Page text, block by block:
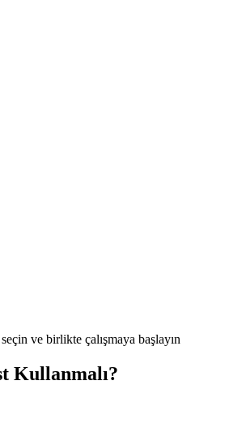
ve birlikte çalışmaya başlayın
Kullanmalı?